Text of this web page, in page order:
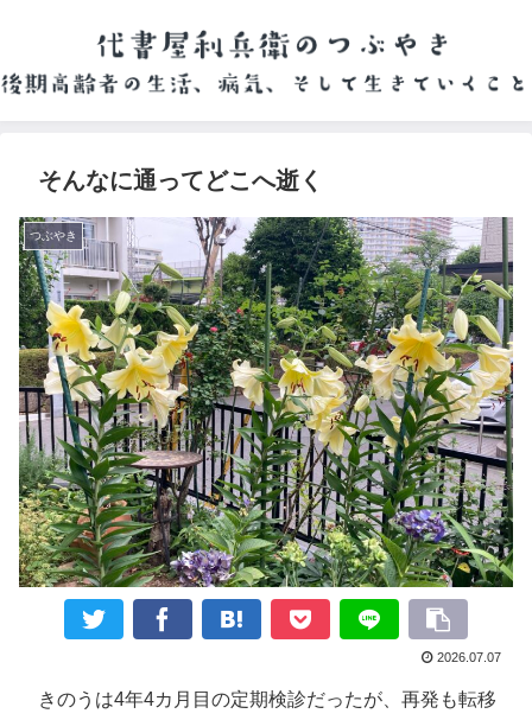
そんなに通ってどこへ逝く
つぶやき
2026.07.07
きのうは4年4カ月目の定期検診だったが、再発も転移